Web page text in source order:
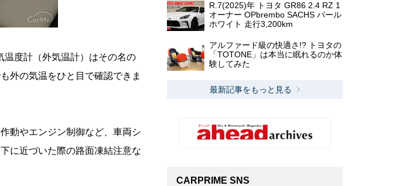
温度計（外気温計）はその名の
外の気温をひと目で確認できま
動やエンジン制御など、車両シ
に近づいた際の路面凍結注意な
R.7(2025)年 トヨタ GR86 2.4 RZ 1
オーナー OPbrembo SACHS パール
ホワイト 走行3,200km
アルファード級の快適さ!? トヨタの
「TOTONE」は本当に眠れるのか体
験してみた
最新記事をもっと見る
CARPRIME SNS